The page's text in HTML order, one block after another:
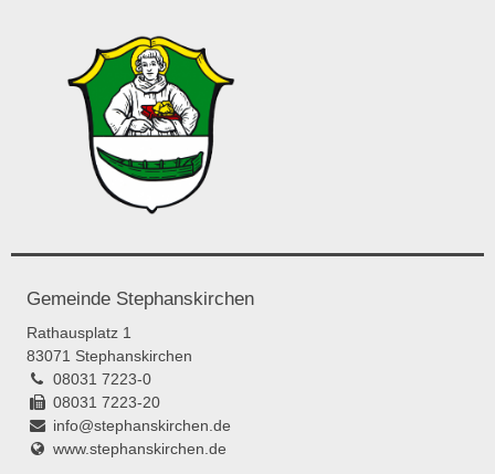
Gemeinde Stephanskirchen
Rathausplatz 1
83071 Stephanskirchen
08031 7223-0
08031 7223-20
info@stephanskirchen.de
www.stephanskirchen.de